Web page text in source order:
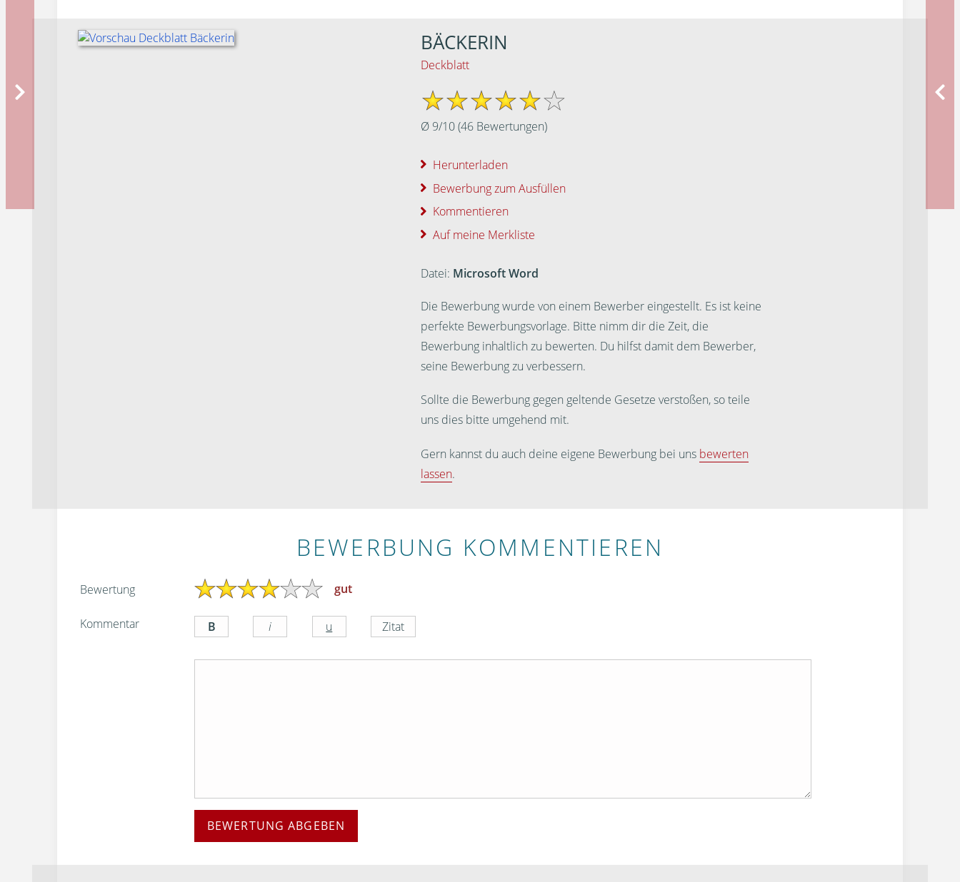
BÄCKERIN
Deckblatt
Ø 9/10(46Bewertungen)
Herunterladen
Bewerbung zum Ausfüllen
Kommentieren
Auf meine Merkliste
Datei: Microsoft Word
Die Bewerbung wurde von einem Bewerber eingestellt. Es ist keine
perfekte Bewerbungsvorlage. Bitte nimm dir die Zeit, die
Bewerbung inhaltlich zu bewerten. Du hilfst damit dem Bewerber,
seine Bewerbung zu verbessern.
Sollte die Bewerbung gegen geltende Gesetze verstoßen, so teile
uns dies bitte umgehend mit.
Gern kannst du auch deine eigene Bewerbung bei uns bewerten
lassen.
BEWERBUNG KOMMENTIEREN
Bewertung gut
Kommentar
BEWERTUNG ABGEBEN